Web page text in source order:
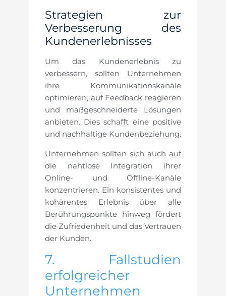
Strategien zur
Verbesserung des
Kundenerlebnisses
Um das Kundenerlebnis zu
verbessern, sollten Unternehmen
ihre Kommunikationskanäle
optimieren, auf Feedback reagieren
und maßgeschneiderte Lösungen
anbieten. Dies schafft eine positive
und nachhaltige Kundenbeziehung.
Unternehmen sollten sich auch auf
die nahtlose Integration ihrer
Online- und Offline-Kanäle
konzentrieren. Ein konsistentes und
kohärentes Erlebnis über alle
Berührungspunkte hinweg fördert
die Zufriedenheit und das Vertrauen
der Kunden.
7. Fallstudien
erfolgreicher
Unternehmen